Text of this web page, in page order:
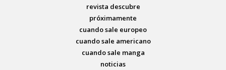
revista descubre
próximamente
cuando sale europeo
cuando sale americano
cuando sale manga
noticias